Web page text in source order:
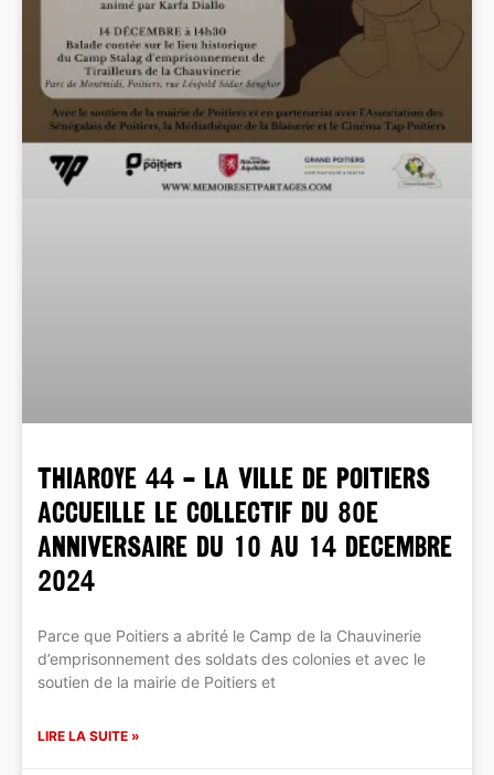
THIAROYE 44 – LA VILLE DE POITIERS
ACCUEILLE LE COLLECTIF DU 80e
ANNIVERSAIRE DU 10 AU 14 DECEMBRE
2024
Parce que Poitiers a abrité le Camp de la Chauvinerie
d’emprisonnement des soldats des colonies et avec le
soutien de la mairie de Poitiers et
LIRE LA SUITE »